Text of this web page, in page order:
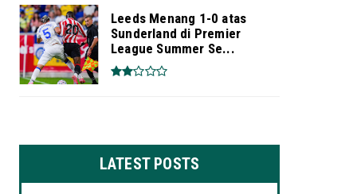
Leeds Menang 1-0 atas
Sunderland di Premier
League Summer Se...
LATEST POSTS